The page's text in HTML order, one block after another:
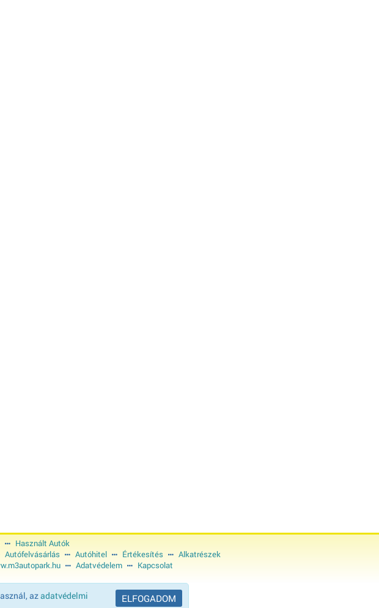
Használt Autók
Autófelvásárlás Autóhitel Értékesítés
Alkatrészek
Adatvédelem Kapcsolat
ELFOGADOM
azadatvédelmi